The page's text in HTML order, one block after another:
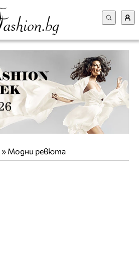
» Модни ревюта